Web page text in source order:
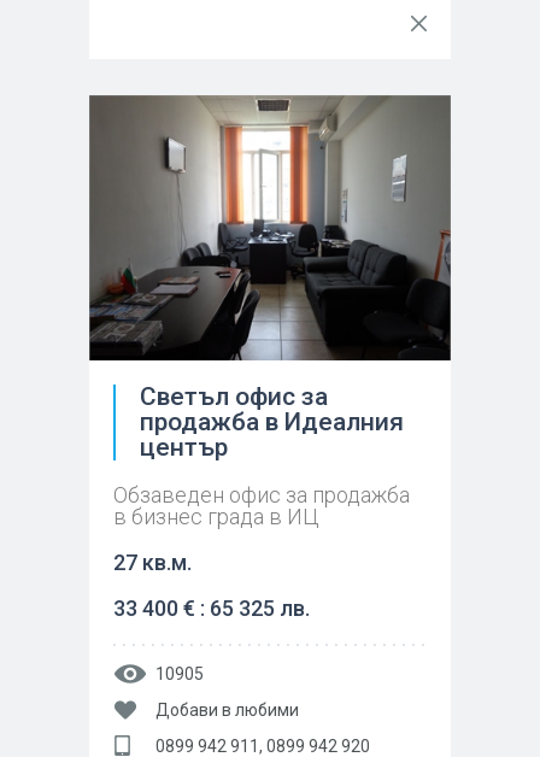
Светъл офис за
продажба в Идеалния
център
Обзаведен офис за продажба
в бизнес града в ИЦ
27 кв.м.
33 400 € : 65 325 лв.
10905
Добави в любими
0899 942 911, 0899 942 920